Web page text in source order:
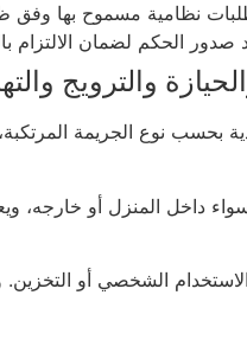
نظامية مسموح بها
صدور الحكم لضمان الالتزام
والترويج
بحسب نوع الجريمة
داخل المنزل أو خارجه،
الاستخدام الشخصي أو